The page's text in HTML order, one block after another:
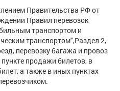
Правительства РФ от
Правил перевозок
транспортом и
транспортом",Раздел 2,
перевозку багажа и провоз
продажи билетов, в
а также в иных пунктах